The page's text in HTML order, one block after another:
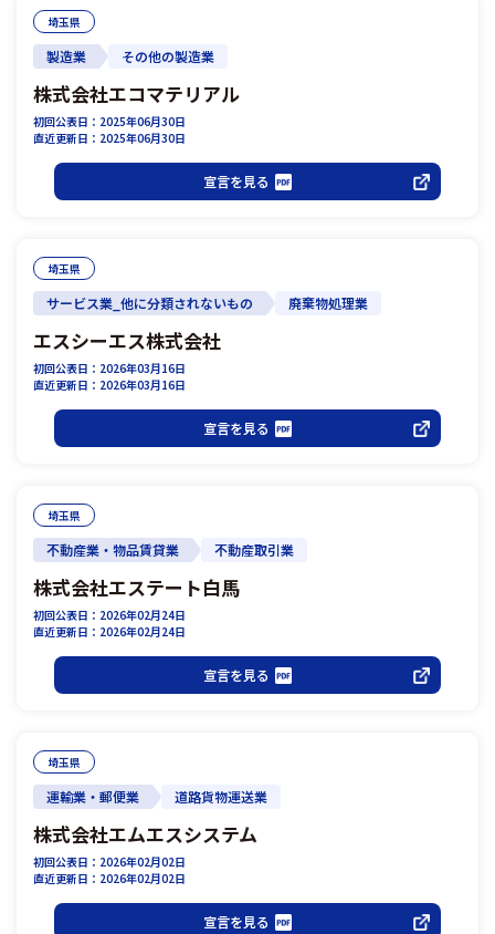
埼玉県
製造業 その他の製造業
株式会社エコマテリアル
初回公表日：2025年06月30日
直近更新日：2025年06月30日
宣言を見る
埼玉県
サービス業_他に分類されないもの 廃棄物処理業
エスシーエス株式会社
初回公表日：2026年03月16日
直近更新日：2026年03月16日
宣言を見る
埼玉県
不動産業・物品賃貸業 不動産取引業
株式会社エステート白馬
初回公表日：2026年02月24日
直近更新日：2026年02月24日
宣言を見る
埼玉県
運輸業・郵便業 道路貨物運送業
株式会社エムエスシステム
初回公表日：2026年02月02日
直近更新日：2026年02月02日
宣言を見る